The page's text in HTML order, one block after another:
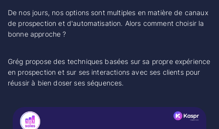
De nos jours, nos options sont multiples en matière de canaux
de prospection et d'automatisation. Alors comment choisir la
bonne approche ?
Grég propose des techniques basées sur sa propre expérience
en prospection et sur ses interactions avec ses clients pour
réussir à bien doser ses séquences.